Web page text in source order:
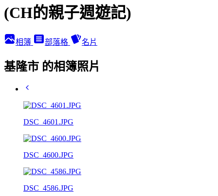
(CH的親子週遊記)
相簿 部落格 名片
基隆市 的相簿照片
DSC_4601.JPG
DSC_4600.JPG
DSC_4586.JPG